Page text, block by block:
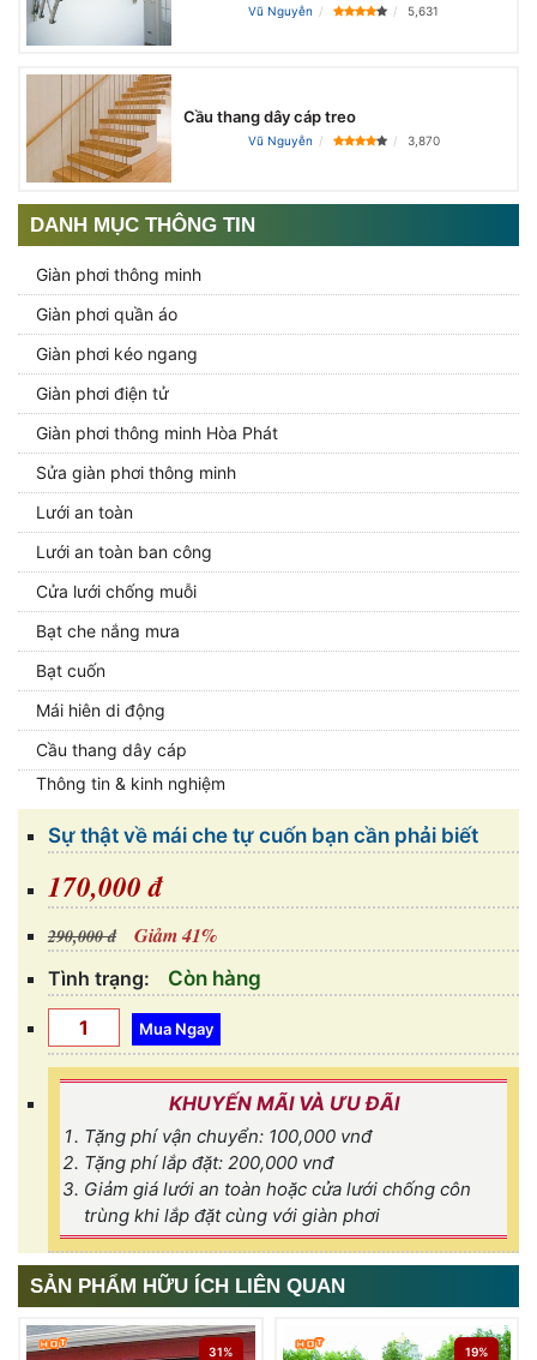
Vũ Nguyễn 5,631
Cầu thang dây cáp treo
Vũ Nguyễn 3,870
DANH MỤC THÔNG TIN
Giàn phơi thông minh
Giàn phơi quần áo
Giàn phơi kéo ngang
Giàn phơi điện tử
Giàn phơi thông minh Hòa Phát
Sửa giàn phơi thông minh
Lưới an toàn
Lưới an toàn ban công
Cửa lưới chống muỗi
Bạt che nắng mưa
Bạt cuốn
Mái hiên di động
Cầu thang dây cáp
Thông tin & kinh nghiệm
Sự thật về mái che tự cuốn bạn cần phải biết
170,000 đ
290,000 đ Giảm 41%
Tình trạng: Còn hàng
KHUYẾN MÃI VÀ ƯU ĐÃI
Tặng phí vận chuyển: 100,000 vnđ
Tặng phí lắp đặt: 200,000 vnđ
Giảm giá lưới an toàn hoặc cửa lưới chống côn
trùng khi lắp đặt cùng với giàn phơi
SẢN PHẨM HỮU ÍCH LIÊN QUAN
31%
19%